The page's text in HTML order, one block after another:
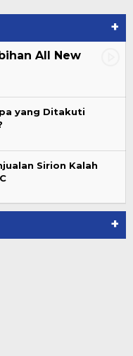
+
All New
yang Ditakuti
Sirion Kalah
+
Pengawas PP